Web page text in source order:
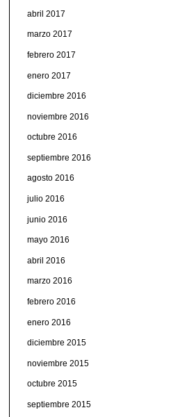
abril 2017
marzo 2017
febrero 2017
enero 2017
diciembre 2016
noviembre 2016
octubre 2016
septiembre 2016
agosto 2016
julio 2016
junio 2016
mayo 2016
abril 2016
marzo 2016
febrero 2016
enero 2016
diciembre 2015
noviembre 2015
octubre 2015
septiembre 2015